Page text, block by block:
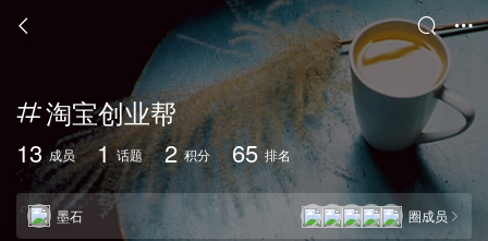
 

淘宝创业帮
13 成员 1 话题 2 积分 65 排名
墨石 圈成员 